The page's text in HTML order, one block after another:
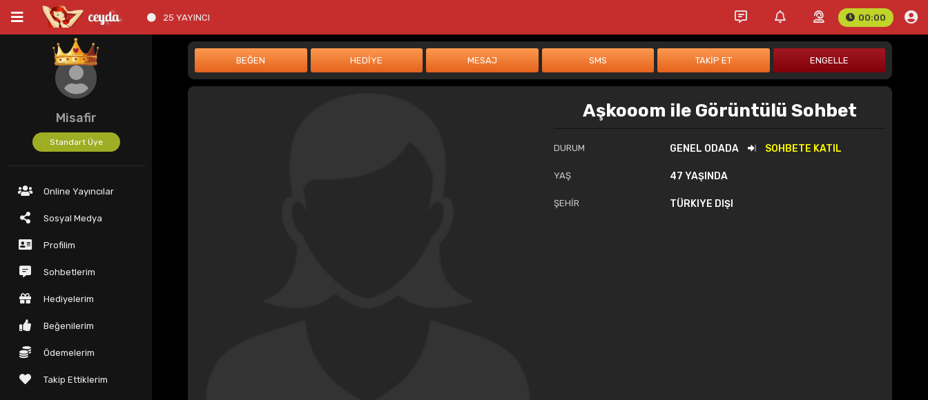
25 YAYINCI 00:00
Misafir
Standart Üye
Online Yayıncılar
Sosyal Medya
Profilim
Sohbetlerim
Hediyelerim
Beğenilerim
Ödemelerim
Takip Ettiklerim
Aşkooom ile Görüntülü Sohbet
DURUM GENEL ODADA SOHBETE KATIL
YAŞ 47 YAŞINDA
ŞEHİR TÜRKIYE DIŞI